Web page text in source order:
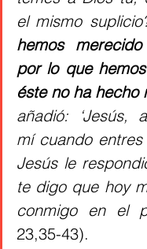
el mismo
hemos
por lo que
éste no ha hecho
añadió: ‘Jesús,
mí cuando entres
Jesús le
te digo que hoy
conmigo en el
23,35-43).